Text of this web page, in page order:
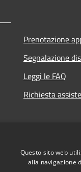
Prenotazione
Segnalazione
Leggi le FAQ
Richiesta
Questo sito web
alla navigazione